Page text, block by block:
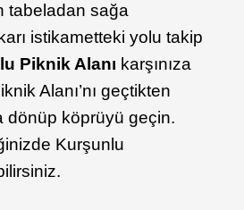
tabeladan sağa
istikametteki yolu takip
Piknik Alanı karşınıza
Alanı’nı geçtikten
dönüp köprüyü geçin.
Kurşunlu